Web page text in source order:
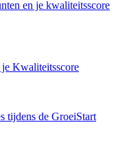
en je kwaliteitsscore
Kwaliteitsscore
tijdens de GroeiStart